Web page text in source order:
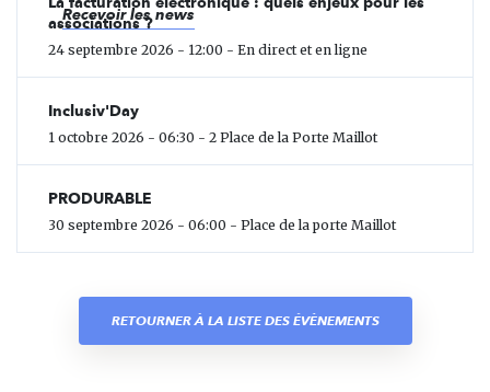
Recevoir les news
associations ?
24 septembre 2026 - 12:00 - En direct et en ligne
Inclusiv'Day
1 octobre 2026 - 06:30 - 2 Place de la Porte Maillot
PRODURABLE
30 septembre 2026 - 06:00 - Place de la porte Maillot
RETOURNER À LA LISTE DES ÉVÈNEMENTS